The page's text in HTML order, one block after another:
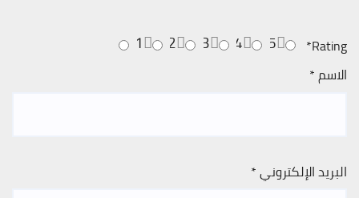
Rating
*
5
4
3
2
1
الاسم*
البريد الإلكتروني*